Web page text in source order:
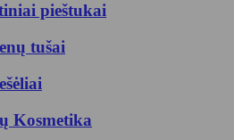
pieštukai
tušai
Kosmetika